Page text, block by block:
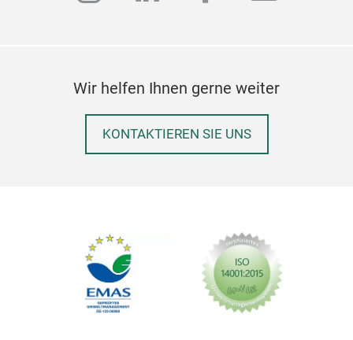
Wir helfen Ihnen gerne weiter
KONTAKTIEREN SIE UNS